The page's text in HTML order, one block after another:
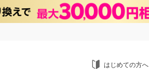
はじめての方へ